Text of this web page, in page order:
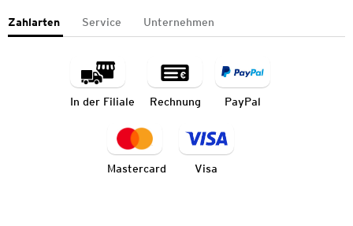
Zahlarten Service Unternehmen
In der Filiale Rechnung PayPal
Mastercard Visa